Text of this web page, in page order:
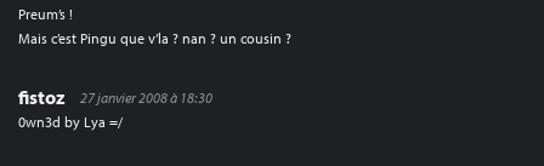
Preum’s !
Mais c’est Pingu que v’la ? nan ? un cousin ?
fistoz
27 janvier 2008 à 18:30
0wn3d by Lya =/